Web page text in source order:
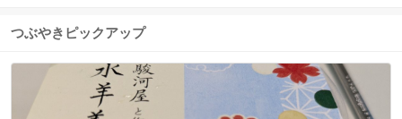
つぶやきピックアップ